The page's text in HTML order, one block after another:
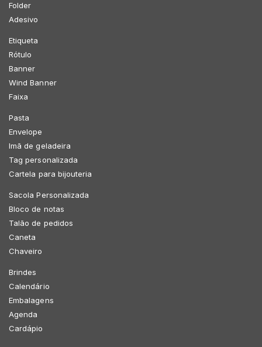
Folder
Adesivo
Etiqueta
Rótulo
Banner
Wind Banner
Faixa
Pasta
Envelope
Imã de geladeira
Tag personalizada
Cartela para bijouteria
Sacola Personalizada
Bloco de notas
Talão de pedidos
Caneta
Chaveiro
Brindes
Calendário
Embalagens
Agenda
Cardápio